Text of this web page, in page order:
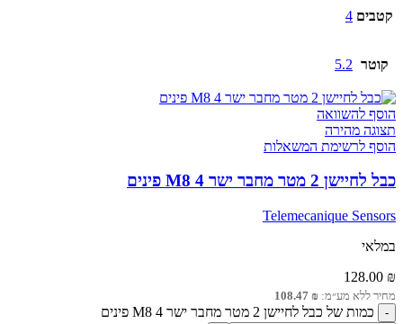
קטבים 4
קוטר 5.2
הוסף להשוואה
תצוגה מהירה
הוסף לרשימת המשאלות
כבל לחיישן 2 מטר מחבר ישר M8 4 פינים
Telemecanique Sensors
במלאי
128.00 ₪
מחיר ללא מע״מ: 108.47 ₪
כמות של כבל לחיישן 2 מטר מחבר ישר M8 4 פינים